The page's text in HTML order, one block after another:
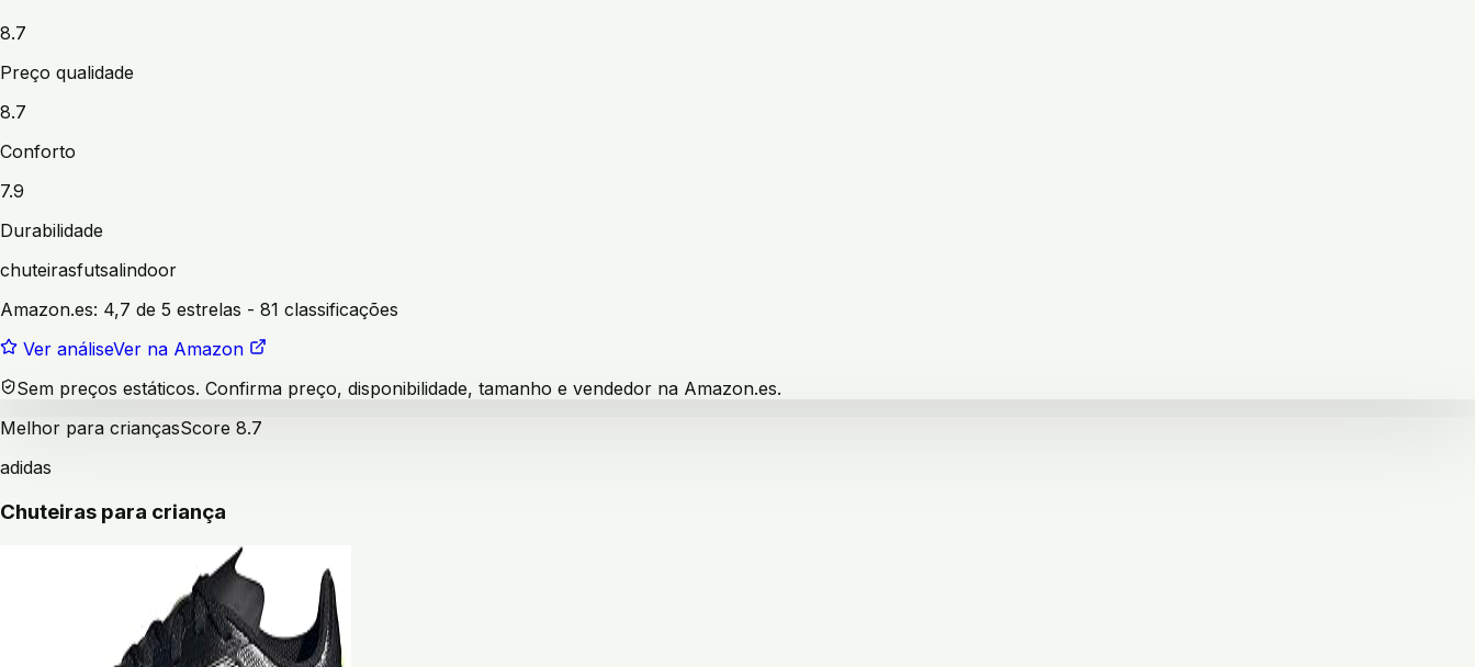
8.7
Preço qualidade
8.7
Conforto
7.9
Durabilidade
chuteirasfutsalindoor
Amazon.es: 4,7 de 5 estrelas - 81 classificações
Ver análiseVer na Amazon
Sem preços estáticos. Confirma preço, disponibilidade, tamanho e vendedor na Amazon.es.
Melhor para criançasScore 8.7
adidas
Chuteiras para criança